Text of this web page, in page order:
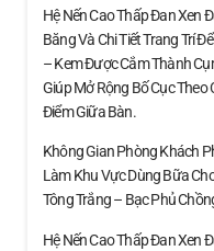
Hệ Nến Cao Thấp Đan Xen
Băng Và Chi Tiết Trang Trí
– Kem Được Cắm Thành
Giúp Mở Rộng Bố Cục Theo
Điểm Giữa Bàn.
Không Gian Phòng Khách
Làm Khu Vực Dùng Bữa
Tông Trắng – Bạc Phủ
Hệ Nến Cao Thấp Đan Xen